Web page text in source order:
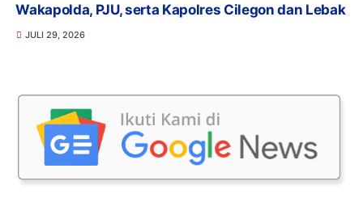
Wakapolda, PJU, serta Kapolres Cilegon dan Lebak
JULI 29, 2026